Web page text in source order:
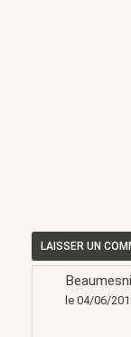
LAISSER UN
le 04/06/